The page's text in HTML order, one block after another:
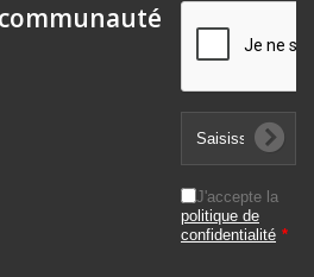
J'accepte la
politique de
confidentialité *